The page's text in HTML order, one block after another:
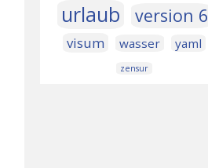
urlaub version 6
visum wasser yaml
zensur